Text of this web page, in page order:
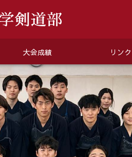
大会成績 リンク